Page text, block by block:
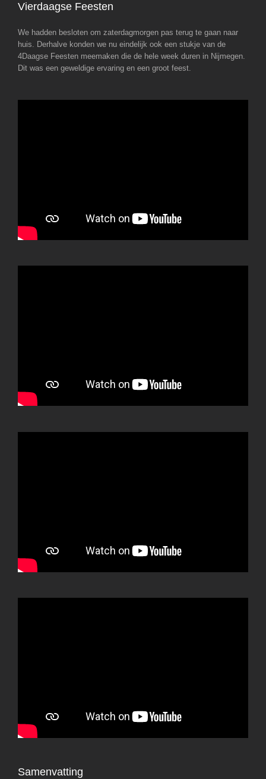
Vierdaagse Feesten
We hadden besloten om zaterdagmorgen pas terug te gaan naar
huis. Derhalve konden we nu eindelijk ook een stukje van de
4Daagse Feesten meemaken die de hele week duren in Nijmegen.
Dit was een geweldige ervaring en een groot feest.
Samenvatting